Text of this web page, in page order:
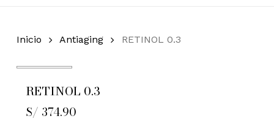
Inicio Antiaging RETINOL 0.3
RETINOL 0.3
S/ 374.90